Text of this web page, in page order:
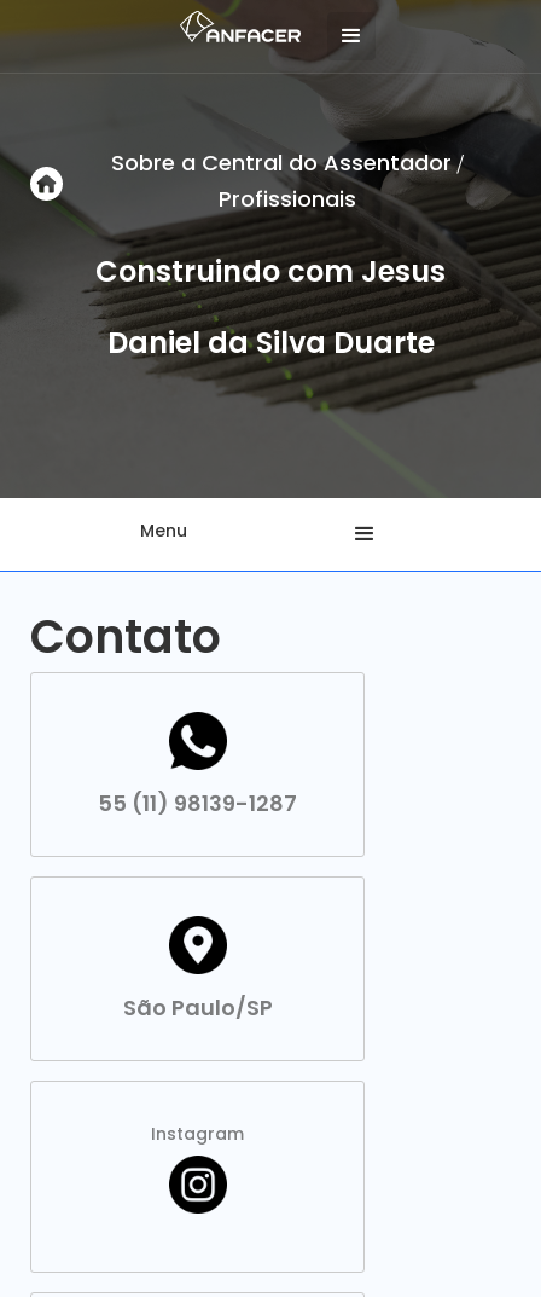
Sobre a Central do Assentador/
Profissionais
Construindo com Jesus
Daniel da Silva Duarte
Menu
Contato
55 (11) 98139-1287
São Paulo/SP
Instagram